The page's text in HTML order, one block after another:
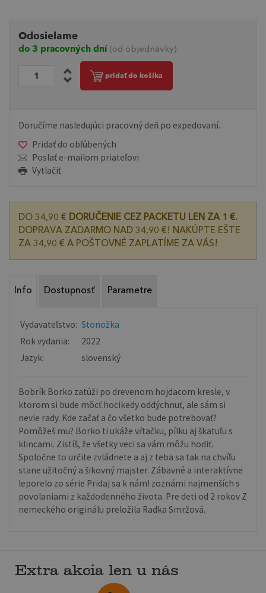
Odosielame
do 3 pracovných dní (od objednávky)
pridať do košíka
Doručíme nasledujúci pracovný deň po expedovaní.
Pridať do obľúbených
Poslať e-mailom priateľovi
Vytlačiť
DO 34,90 € DORUČENIE CEZ PACKETU LEN ZA 1 €.
DOPRAVA ZADARMO NAD 34,90 €! NAKÚPTE EŠTE
ZA 34,90 € A POŠTOVNÉ ZAPLATÍME ZA VÁS!
Info Dostupnosť Parametre
Vydavateľstvo: Stonožka
Rok vydania:
2022
Jazyk:
slovenský
Bobrík Borko zatúži po drevenom hojdacom kresle, v
ktorom si bude môcť hocikedy oddýchnuť, ale sám si
nevie rady. Kde začať a čo všetko bude potrebovať?
Pomôžeš mu? Borko ti ukáže vŕtačku, pílku aj škatuľu s
klincami. Zistíš, že všetky veci sa vám môžu hodiť.
Spoločne to určite zvládnete a aj z teba sa tak na chvíľu
stane užitočný a šikovný majster. Zábavné a interaktívne
leporelo zo série Pridaj sa k nám! zoznámi najmenších s
povolaniami z každodenného života. Pre deti od 2 rokov Z
nemeckého originálu preložila Radka Smržová.
Extra akcia len u nás